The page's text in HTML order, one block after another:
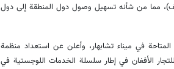
مما من شأنه تسهيل وصول دول المنطقة إلى دول
في ميناء تشابهار، وأعلن عن استعداد منظمة
للتجار الأفغان في إطار سلسلة الخدمات اللوجستية في